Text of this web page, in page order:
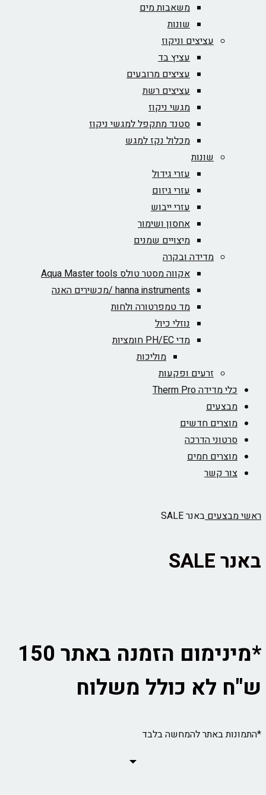
משאבות מים
שונות
עציצים וניקוז
עציץ בד
עציצים מרובעים
עציצים רשת
מגשי ניקוז
סטנד מתקפל למגשי ניקוז
מכלול נקז למגש
שונות
עזרי גידול
עזרי גיזום
עזרי ייבוש
אחסון ושימור
מיצויים שמנים
מדידה ובקרה
אקווה מסטר טולס Aqua Master tools
hanna instruments /מכשירים האנה
מד טמפרטורה ולחות
נוזלי כיול
מדי PH/EC חומציות
מוליכות
זרעים ופקעות
כלי מדידה Therm Pro
מבצעים
מוצרים חדשים
סרטוני הדרכה
מוצרים חמים
צור קשר
ראשימבצעיםבאנר SALE
באנר SALE
*מינימום הזמנה באתר 150
ש"ח לא כולל משלוח
*התמונות באתר להמחשה בלבד